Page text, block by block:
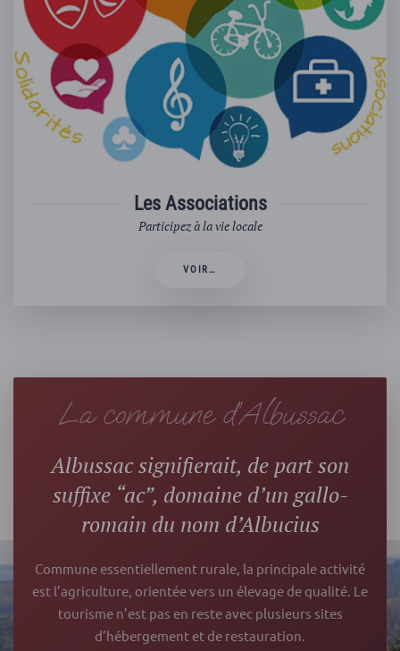
Les Associations
Participez à la vie locale
VOIR…
La commune d’Albussac
Albussac signifierait, de part son
suffixe “ac”, domaine d’un gallo-
romain du nom d’Albucius
Commune essentiellement rurale, la principale activité
est l’agriculture, orientée vers un élevage de qualité. Le
tourisme n’est pas en reste avec plusieurs sites
d’hébergement et de restauration.